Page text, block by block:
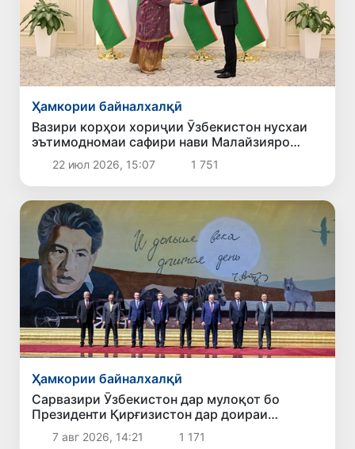
Ҳамкории байналхалқӣ
Вазири корҳои хориҷии Ӯзбекистон нусхаи
эътимодномаи сафири нави Малайзияро
қабул кард
22 июл 2026, 15:07 1 751
Ҳамкории байналхалқӣ
Сарвазири Ӯзбекистон дар мулоқот бо
Президенти Қирғизистон дар доираи
чорабиниҳои Иттиҳоди иқтисодии АвруОсиё
иштирок кард
7 авг 2026, 14:21 1 171